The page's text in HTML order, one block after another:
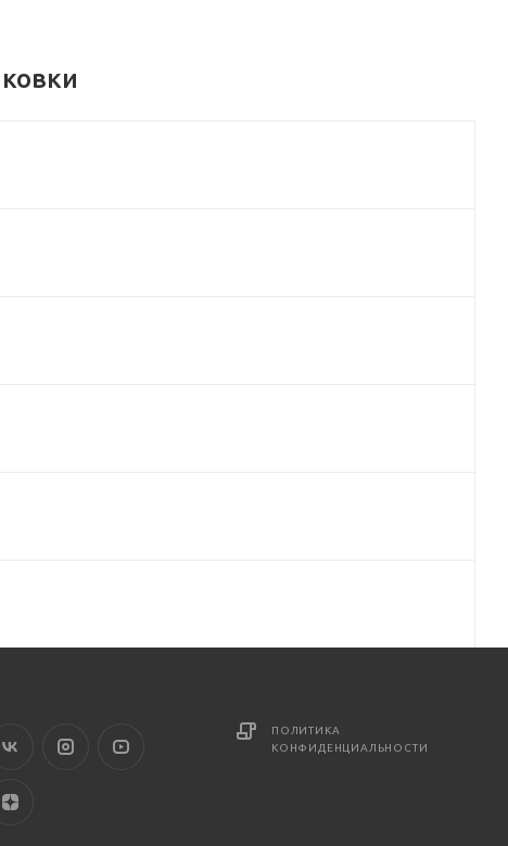
ПОЛИТИКА
КОНФИДЕНЦИАЛЬНОСТИ